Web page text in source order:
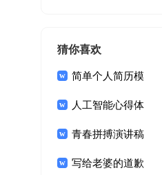
猜你喜欢
简单个人简历模
板 人工智能心得体
会 青春拼搏演讲稿
600字（通用7篇）
写给老婆的道歉